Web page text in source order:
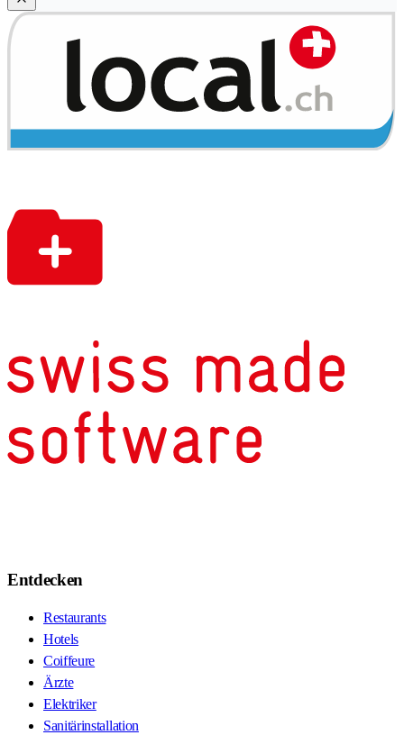
Entdecken
Restaurants
Hotels
Coiffeure
Ärzte
Elektriker
Sanitärinstallation